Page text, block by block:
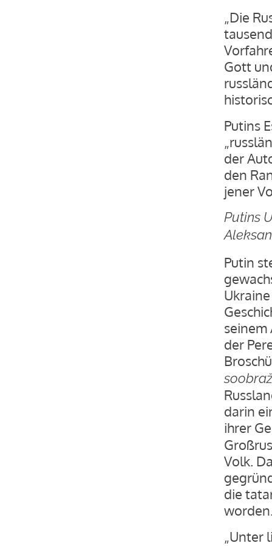
„Die
Gott
Putins
der
den
jener
Putins
Putin
seinem
der
darin
ihrer
Volk.
die